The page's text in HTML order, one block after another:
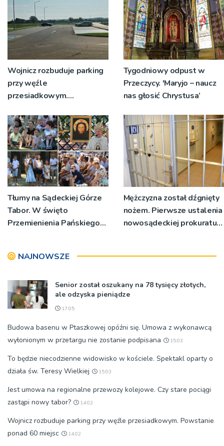
Wojnicz rozbuduje parking
przy węźle
przesiadkowym.
miejsc
Tygodniowy odpust w
Przeczycy. 'Maryjo – naucz
nas głosić Chrystusa’
Tłumy na Sądeckiej Górze
Tabor. W święto
Przemienienia Pańskiego
[ZDJĘCIA]
Mężczyzna został dźgnięty
nożem. Pierwsze ustalenia
nowosądeckiej prokuratury
NAJNOWSZE
Senior został oszukany na 78 tysięcy złotych,
ale odzyska pieniądze
17:05
Budowa basenu w Ptaszkowej opóźni się. Umowa z wykonawcą
wyłonionym w przetargu nie zostanie podpisana
15:03
To będzie niecodzienne widowisko w kościele. Spektakl oparty o
działa św. Teresy Wielkiej
15:03
Jest umowa na regionalne przewozy kolejowe. Czy stare pociągi
zastąpi nowy tabor?
14:02
Wojnicz rozbuduje parking przy węźle przesiadkowym. Powstanie
ponad 60 miejsc
14:02